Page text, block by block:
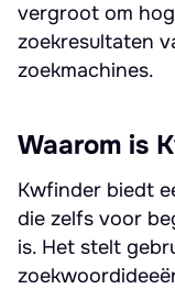
vergroot om
zoekresultaten
zoekmachines.
Waarom is
Kwfinder biedt
die zelfs voor
is. Het stelt